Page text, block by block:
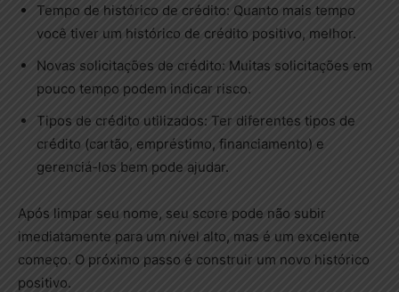
Tempo de histórico de crédito: Quanto mais tempo
você tiver um histórico de crédito positivo, melhor.
Novas solicitações de crédito: Muitas solicitações em
pouco tempo podem indicar risco.
Tipos de crédito utilizados: Ter diferentes tipos de
crédito (cartão, empréstimo, financiamento) e
gerenciá-los bem pode ajudar.
Após limpar seu nome, seu score pode não subir
imediatamente para um nível alto, mas é um excelente
começo. O próximo passo é construir um novo histórico
positivo.